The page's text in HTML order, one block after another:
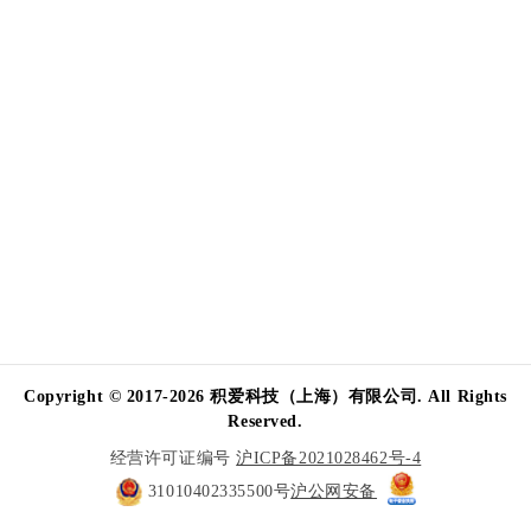
Copyright © 2017-2026 积爱科技（上海）有限公司. All Rights
Reserved.
经营许可证编号沪ICP备2021028462号-4
31010402335500号沪公网安备